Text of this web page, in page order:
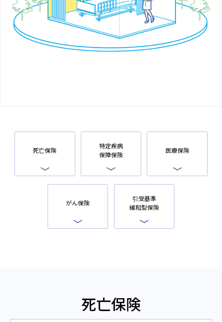
死亡保険
特定疾病
保障保険
医療保険
がん保険
引受基準
緩和型保険
死亡保険